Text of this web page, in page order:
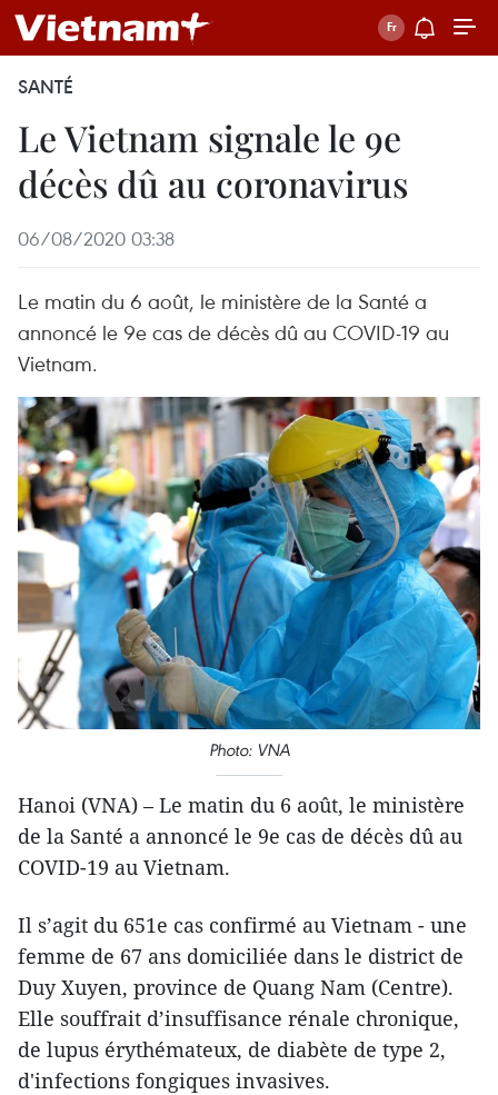
SANTÉ
Le Vietnam signale le 9e
décès dû au coronavirus
06/08/2020 03:38
Le matin du 6 août, le ministère de la Santé a
annoncé le 9e cas de décès dû au COVID-19 au
Vietnam.
Photo: VNA
Hanoi (VNA) – Le matin du 6 août, le ministère
de la Santé a annoncé le 9e cas de décès dû au
COVID-19 au Vietnam.
Il s’agit du 651e cas confirmé au Vietnam - une
femme de 67 ans domiciliée dans le district de
Duy Xuyen, province de Quang Nam (Centre).
Elle souffrait d’insuffisance rénale chronique,
de lupus érythémateux, de diabète de type 2,
d'infections fongiques invasives.